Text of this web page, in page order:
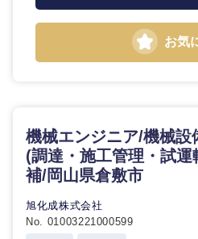
お気
機械エンジニア/機械設
(調達・施工管理・試
補/岡山県倉敷市
旭化成株式会社
No. 01003221000599